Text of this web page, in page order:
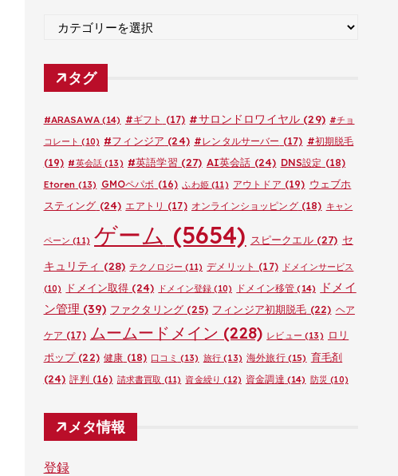
ゴ
リ
タグ
#ARASAWA(14) #ギフト (17) #サロンドロワイヤル (29) #チョ
コレート (10) #フィンジア (24) #レンタルサーバー (17) #初期脱毛
(19) #英会話 (13) #英語学習 (27) AI英会話 (24) DNS設定 (18)
Etoren (13) GMOペパボ (16) ふわ姫(11) アウトドア (19) ウェブホ
スティング (24) エアトリ (17) オンラインショッピング(18) キャン
ペーン (11) ゲーム (5654) スピークエル(27) セ
キュリティ (28) テクノロジー (11) デメリット (17)
ドメインサービス
(10)
ドメイン取得 (24) ドメイン登録 (10) ドメイン移管 (14)
ドメイ
ン管理 (39) ファクタリング (25) フィンジア初期脱毛 (22) ヘア
ケア (17) ムームードメイン (228) レビュー (13) ロリ
ポップ(22) 健康 (18) 口コミ (13) 旅行 (13) 海外旅行(15) 育毛剤
(24) 評判 (16) 請求書買取 (11) 資金繰り (12) 資金調達 (14) 防災 (10)
メタ情報
登録